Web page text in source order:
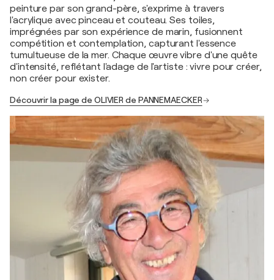
peinture par son grand-père, s'exprime à travers
l'acrylique avec pinceau et couteau. Ses toiles,
imprégnées par son expérience de marin, fusionnent
compétition et contemplation, capturant l'essence
tumultueuse de la mer. Chaque œuvre vibre d'une quête
d'intensité, reflétant l'adage de l'artiste : vivre pour créer,
non créer pour exister.
Découvrir la page de OLIVIER de PANNEMAECKER